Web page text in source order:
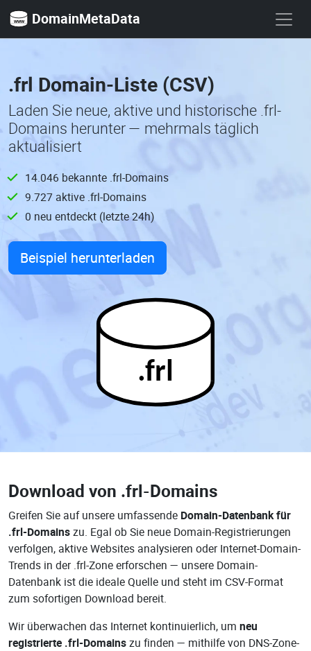
DomainMetaData
.frl Domain-Liste (CSV)
Laden Sie neue, aktive und historische .frl-
Domains herunter — mehrmals täglich
aktualisiert
14.046 bekannte .frl-Domains
9.727 aktive .frl-Domains
0 neu entdeckt (letzte 24h)
Beispiel herunterladen
.frl
Download von .frl-Domains
Greifen Sie auf unsere umfassende Domain-Datenbank für
.frl-Domainszu. Egal ob Sie neue Domain-Registrierungen
verfolgen, aktive Websites analysieren oder Internet-Domain-
Trends in der .frl-Zone erforschen — unsere Domain-
Datenbank ist die ideale Quelle und steht im CSV-Format
zum sofortigen Download bereit.
Wir überwachen das Internet kontinuierlich, um neu
registrierte .frl-Domainszu finden — mithilfe von DNS-Zone-